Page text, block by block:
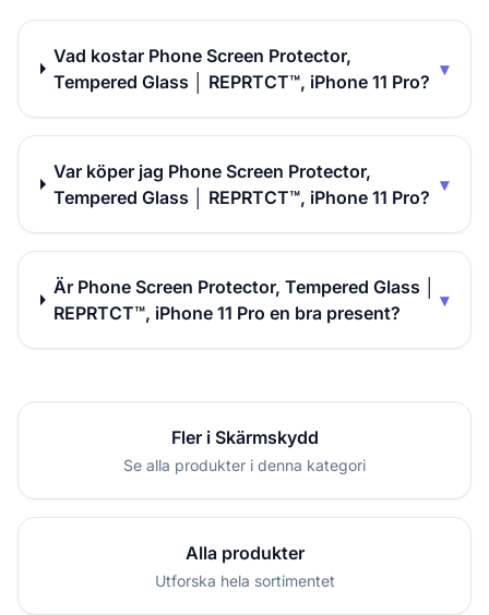
Vad kostar Phone Screen Protector,
Tempered Glass │ REPRTCT™, iPhone 11 Pro?
▾
Var köper jag Phone Screen Protector,
Tempered Glass │ REPRTCT™, iPhone 11 Pro?
▾
Är Phone Screen Protector, Tempered Glass │
REPRTCT™, iPhone 11 Pro en bra present?
▾
Fler i Skärmskydd
Se alla produkter i denna kategori
Alla produkter
Utforska hela sortimentet